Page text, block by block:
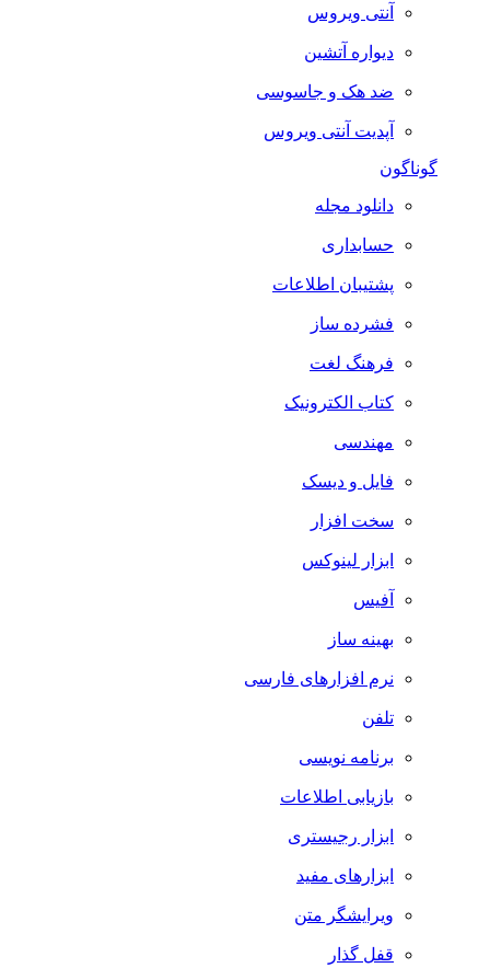
آنتی ویروس
دیواره آتشین
ضد هک و جاسوسی
آپدیت آنتی ویروس
گوناگون
دانلود مجله
حسابداری
پشتیبان اطلاعات
فشرده ساز
فرهنگ لغت
کتاب الکترونیک
مهندسی
فایل و دیسک
سخت افزار
ابزار لینوکس
آفیس
بهینه ساز
نرم افزارهای فارسی
تلفن
برنامه نویسی
بازیابی اطلاعات
ابزار رجیستری
ابزارهای مفید
ویرایشگر متن
قفل گذار